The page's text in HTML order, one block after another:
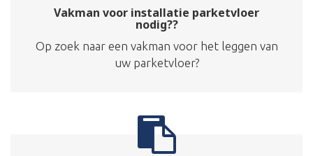
Vakman voor installatie parketvloer
nodig??
Op zoek naar een vakman voor het leggen van
uw parketvloer?